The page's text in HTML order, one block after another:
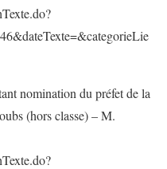
nomination du préfet de la
(hors classe) – M.